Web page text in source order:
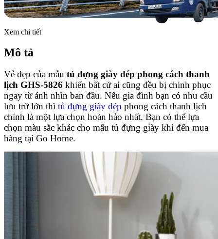
Xem chi tiết
Mô tả
Vẻ đẹp của mẫu tủ đựng giày dép phong cách thanh
lịch GHS-5826 khiến bất cứ ai cũng đều bị chinh phục
ngay từ ánh nhìn ban đầu. Nếu gia đình bạn có nhu cầu
lưu trữ lớn thì tủ đựng giày dép phong cách thanh lịch
chính là một lựa chọn hoàn hảo nhất. Bạn có thể lựa
chọn màu sắc khác cho mẫu tủ đựng giày khi đến mua
hàng tại Go Home.